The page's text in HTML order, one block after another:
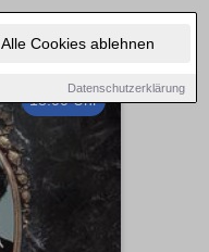
Alle Cookies ablehnen
Datenschutzerklärung
18:00 Uhr